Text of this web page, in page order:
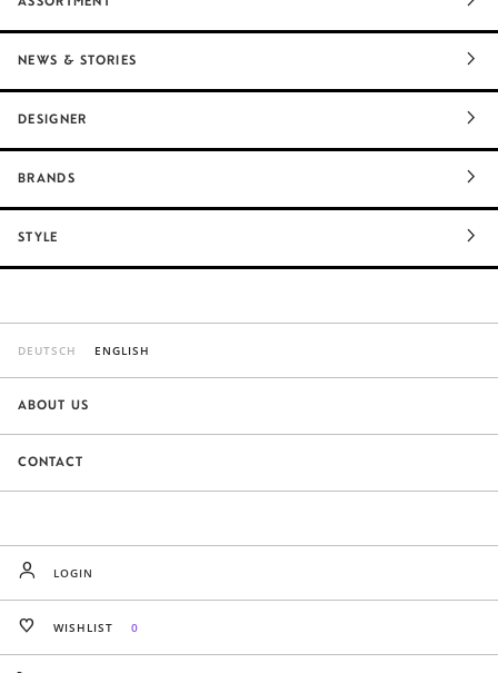
NEWS & STORIES
DESIGNER
BRANDS
STYLE
DEUTSCH ENGLISH
ABOUT US
CONTACT
LOGIN
WISHLIST 0